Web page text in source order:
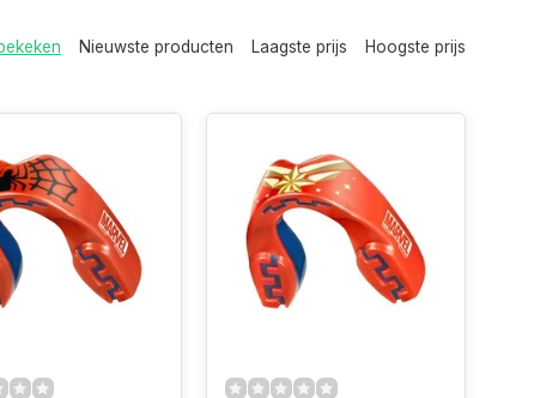
Nieuwste producten Laagste prijs Hoogste prijs